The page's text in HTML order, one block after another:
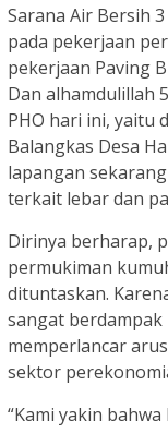
Sarana Air Bersih
pada pekerjaan
pekerjaan Paving
Dan alhamdulillah
PHO hari ini, yaitu
Balangkas Desa
lapangan
terkait lebar dan
Dirinya berharap,
permukiman
dituntaskan.
sangat berdampak
memperlancar
sektor
“Kami yakin